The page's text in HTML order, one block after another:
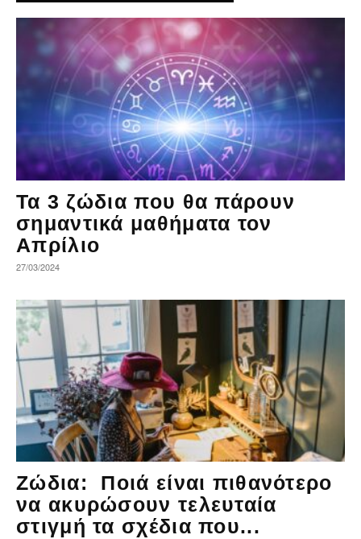
Τα 3 ζώδια που θα πάρουν
σημαντικά μαθήματα τον
Απρίλιο
27/03/2024
Ζώδια: Ποιά είναι πιθανότερο
να ακυρώσουν τελευταία
στιγμή τα σχέδια που...